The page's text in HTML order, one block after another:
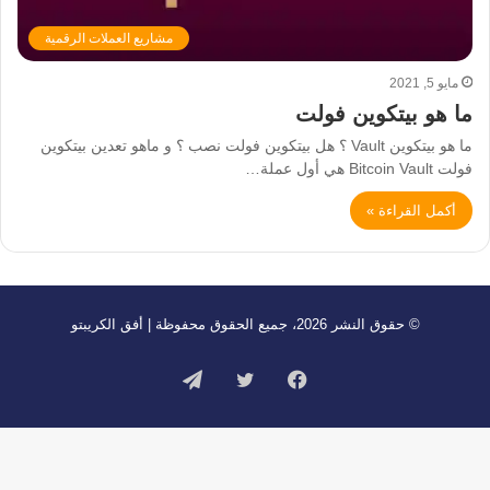
مشاريع العملات الرقمية
مايو 5, 2021
ما هو بيتكوين فولت
ما هو بيتكوين Vault ؟ هل بيتكوين فولت نصب ؟ و ماهو تعدين بيتكوين
فولت Bitcoin Vault هي أول عملة…
أكمل القراءة »
© حقوق النشر 2026، جميع الحقوق محفوظة | أفق الكريبتو
فيسبوك تويتر تيلقرام